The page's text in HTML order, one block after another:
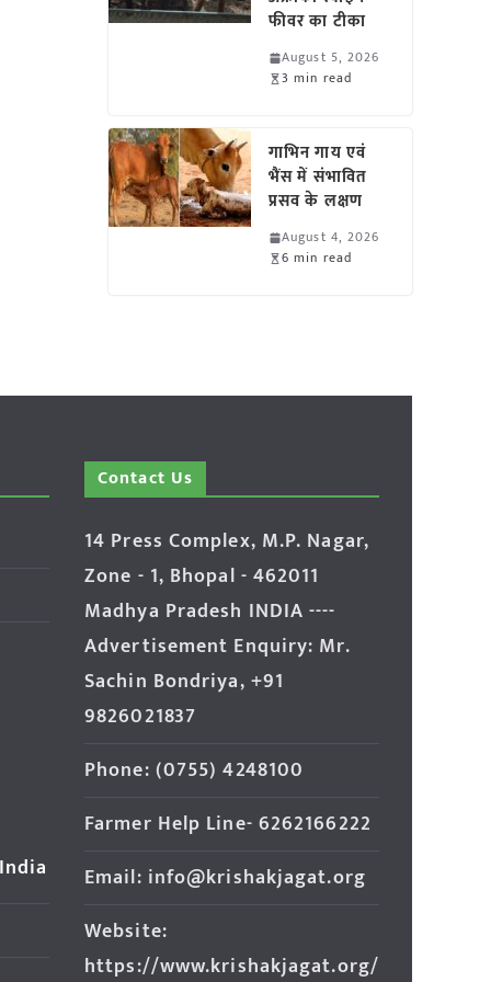
फीवर का टीका
August 5, 2026
3 min read
गाभिन गाय एवं
भैंस में संभावित
प्रसव के लक्षण
August 4, 2026
6 min read
Contact Us
14 Press Complex, M.P. Nagar,
Zone - 1, Bhopal - 462011
Madhya Pradesh INDIA ----
Advertisement Enquiry: Mr.
Sachin Bondriya, +91
9826021837
Phone: (0755) 4248100
Farmer Help Line- 6262166222
Email: info@krishakjagat.org
Website:
https://www.krishakjagat.org/